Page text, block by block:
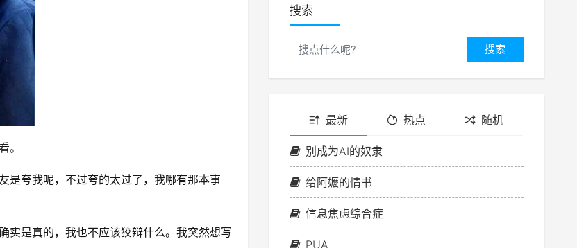
。
是夸我呢，不过夸的太过了，我哪有那本事
实是真的，我也不应该狡辩什么。我突然想写
搜索
搜索
最新 热点 随机
别成为AI的奴隶
给阿嬷的情书
信息焦虑综合症
PUA